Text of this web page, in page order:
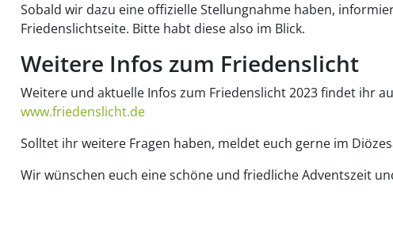
Sobald wir dazu eine offizielle Stellungnahme haben,
Friedenslichtseite. Bitte habt diese also im Blick.
Weitere Infos zum Friedenslicht
Weitere und aktuelle Infos zum Friedenslicht 2023 findet ihr
www.friedenslicht.de
Solltet ihr weitere Fragen haben, meldet euch gerne im
Wir wünschen euch eine schöne und friedliche Adventszeit